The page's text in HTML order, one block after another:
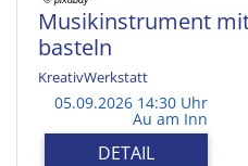
Musikinstrument
basteln
KreativWerkstatt
05.09.2026 14:30 Uhr
Au am Inn
DETAIL